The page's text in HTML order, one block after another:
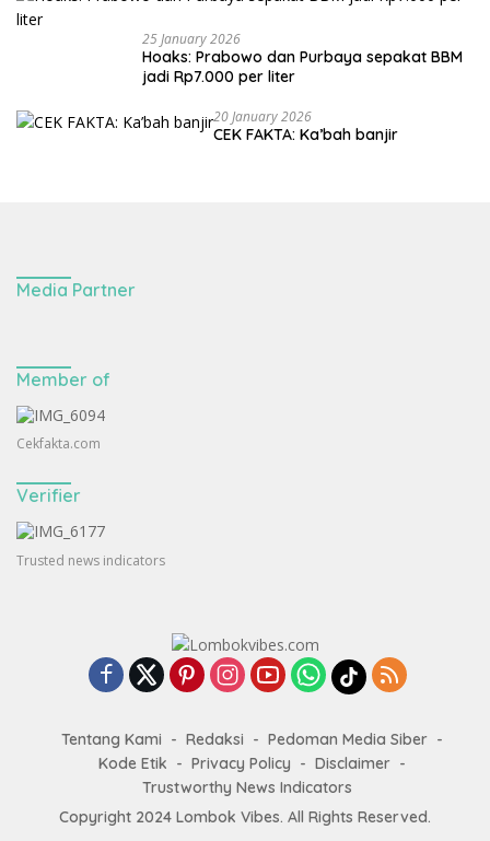
25 January 2026
Hoaks: Prabowo dan Purbaya sepakat BBM
jadi Rp7.000 per liter
20 January 2026
CEK FAKTA: Ka’bah banjir
Media Partner
Member of
Cekfakta.com
Verifier
Trusted news indicators
Tentang Kami Redaksi
Pedoman Media Siber
Kode Etik
Privacy Policy
Disclaimer
Trustworthy News Indicators
Copyright 2024 Lombok Vibes. All Rights Reserved.